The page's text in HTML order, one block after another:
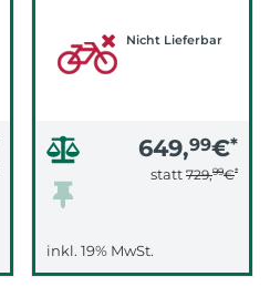
Nicht Lieferbar
649,99€*
statt 729,99€*
inkl. 19% MwSt.